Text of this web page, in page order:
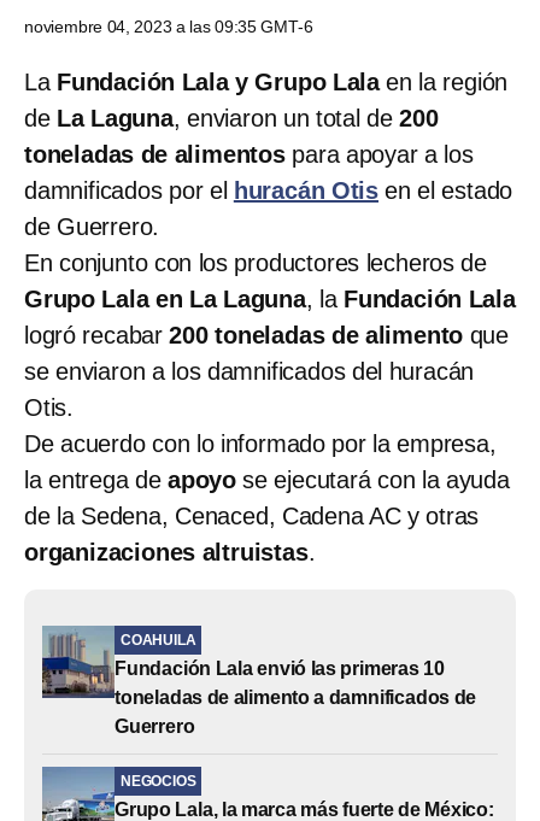
noviembre 04, 2023 a las 09:35 GMT-6
La Fundación Lala y Grupo Lalaen la región
de La Laguna, enviaron un total de200
toneladas de alimentospara apoyar a los
damnificados por el huracán Otis en el estado
de Guerrero.
En conjunto con los productores lecheros de
Grupo Lala en La Laguna, la Fundación Lala
logró recabar200 toneladas de alimento que
se enviaron a los damnificados del huracán
Otis.
De acuerdo con lo informado por la empresa,
la entrega deapoyo se ejecutará con la ayuda
de la Sedena, Cenaced, Cadena AC y otras
organizaciones altruistas.
COAHUILA
Fundación Lala envió las primeras 10
toneladas de alimento a damnificados de
Guerrero
NEGOCIOS
Grupo Lala, la marca más fuerte de México: